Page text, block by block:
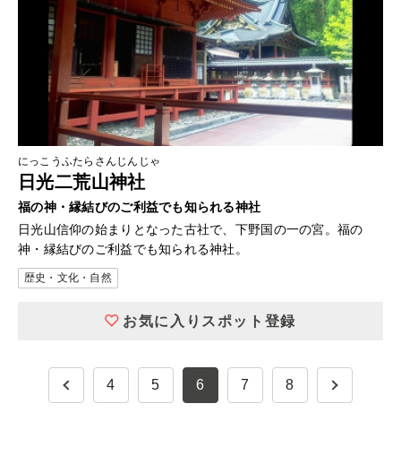
にっこうふたらさんじんじゃ
日光二荒山神社
福の神・縁結びのご利益でも知られる神社
日光山信仰の始まりとなった古社で、下野国の一の宮。福の
神・縁結びのご利益でも知られる神社。
歴史・文化・自然
お気に入りスポット登録
4 5 6 7 8